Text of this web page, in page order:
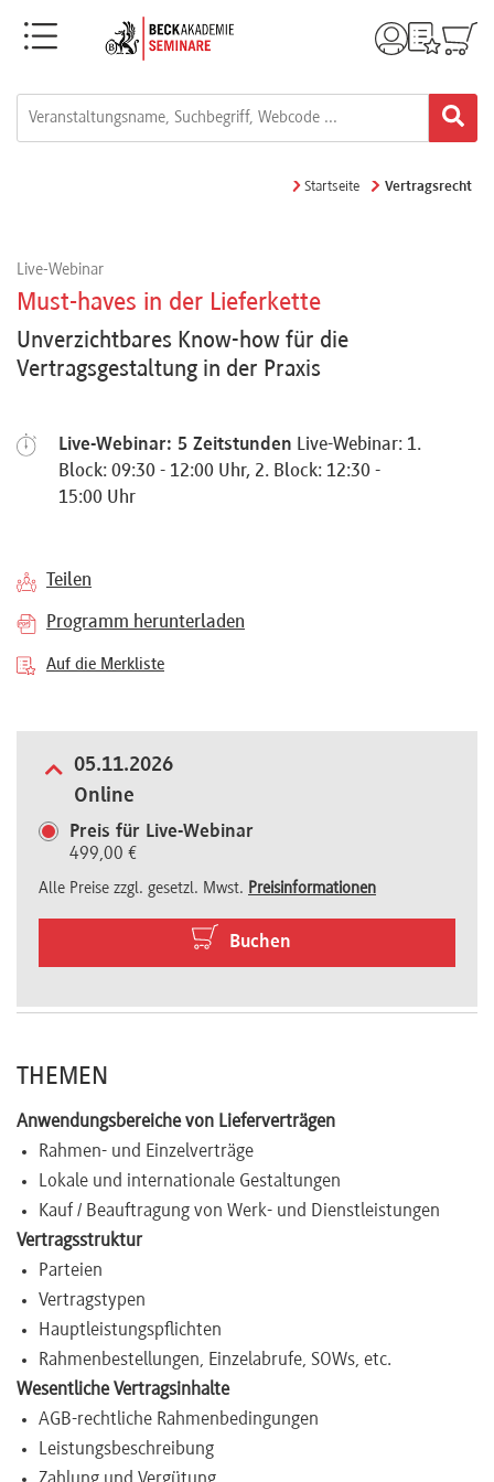
Menü
Learnings
Kontakt
Über
uns
Preisvorteile
Startseite Vertragsrecht
Live-Webinar
Must-haves in der Lieferkette
Unverzichtbares Know-how für die
Vertragsgestaltung in der Praxis
Live-Webinar: 5 Zeitstunden Live-Webinar: 1.
Block: 09:30 - 12:00 Uhr, 2. Block: 12:30 -
15:00 Uhr
Teilen
Programm herunterladen
Auf die Merkliste
05.11.2026
Online
Preis für Live-Webinar
499,00 €
Alle Preise zzgl. gesetzl. Mwst. Preisinformationen
Buchen
THEMEN
Anwendungsbereiche von Lieferverträgen
Rahmen- und Einzelverträge
Lokale und internationale Gestaltungen
Kauf / Beauftragung von Werk- und Dienstleistungen
Vertragsstruktur
Parteien
Vertragstypen
Hauptleistungspflichten
Rahmenbestellungen, Einzelabrufe, SOWs, etc.
Wesentliche Vertragsinhalte
AGB-rechtliche Rahmenbedingungen
Leistungsbeschreibung